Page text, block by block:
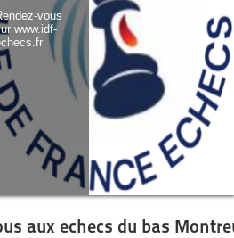
vous
www.idf-
aux echecs du bas